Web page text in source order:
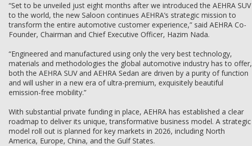
“Set to be unveiled just eight months after we introduced the AEHRA SUV
to the world, the new Saloon continues AEHRA’s strategic mission to
transform the entire automotive customer experience,” said AEHRA Co-
Founder, Chairman and Chief Executive Officer, Hazim Nada.
“Engineered and manufactured using only the very best technology,
materials and methodologies the global automotive industry has to offer,
both the AEHRA SUV and AEHRA Sedan are driven by a purity of function
and will usher in a new era of ultra-premium, exquisitely beautiful
emission-free mobility.”
With substantial private funding in place, AEHRA has established a clear
roadmap to deliver its unique, transformative business model. A strategic
model roll out is planned for key markets in 2026, including North
America, Europe, China, and the Gulf States.